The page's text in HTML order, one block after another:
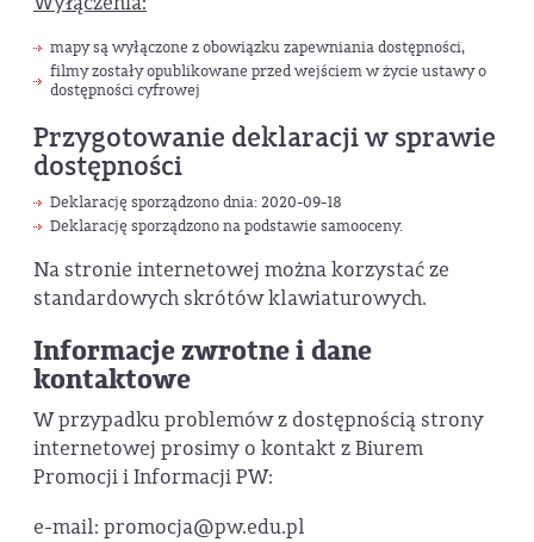
mapy są wyłączone z obowiązku zapewniania dostępności,
filmy zostały opublikowane przed wejściem w życie ustawy o
dostępności cyfrowej
Przygotowanie deklaracji w sprawie
dostępności
Deklarację sporządzono dnia: 2020-09-18
Deklarację sporządzono na podstawie samooceny.
Na stronie internetowej można korzystać ze
standardowych skrótów klawiaturowych.
Informacje zwrotne i dane
kontaktowe
W przypadku problemów z dostępnością strony
internetowej prosimy o kontakt z Biurem
Promocji i Informacji PW:
e-mail: promocja@pw.edu.pl